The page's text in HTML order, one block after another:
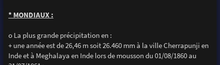
* MONDIAUX :
o La plus grande précipitation en :
+ une année est de 26,46 m soit 26.460 mm à la ville Cherrapunji en
Inde et à Meghalaya en Inde lors de mousson du 01/08/1860 au